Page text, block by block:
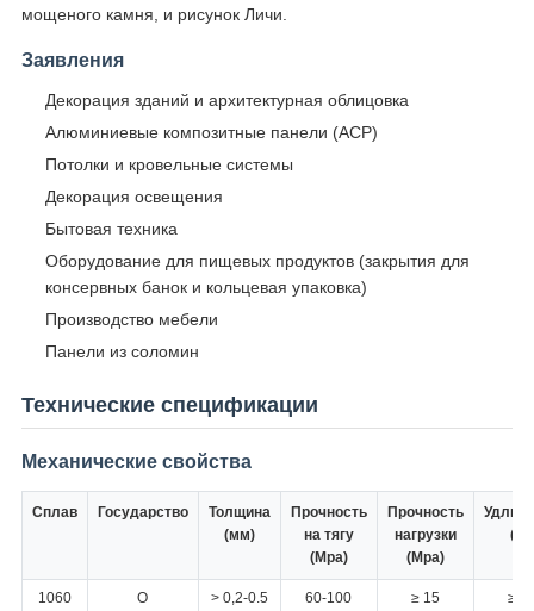
мощеного камня, и рисунок Личи.
Заявления
Декорация зданий и архитектурная облицовка
Алюминиевые композитные панели (ACP)
Потолки и кровельные системы
Декорация освещения
Бытовая техника
Оборудование для пищевых продуктов (закрытия для
консервных банок и кольцевая упаковка)
Производство мебели
Панели из соломин
Технические спецификации
Механические свойства
Сплав Государство
Толщина
(мм)
Прочность
на тягу
(Mpa)
Прочность
нагрузки
(Mpa)
(%)
1060
О > 0,2-0.5 60-100 ≥ 15 ≥